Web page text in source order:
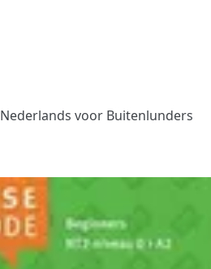
Nederlands voor Buitenlunders